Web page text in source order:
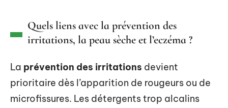
Quels liens avec la prévention des
irritations, la peau sèche et l’eczéma ?
La prévention des irritations devient
prioritaire dès l’apparition de rougeurs ou de
microfissures. Les détergents trop alcalins